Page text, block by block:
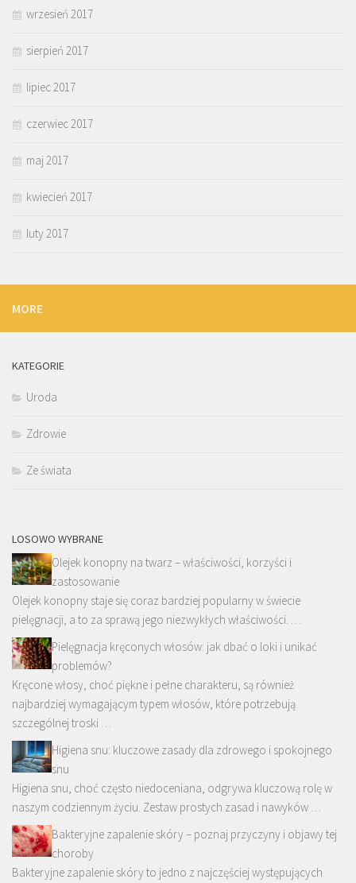
wrzesień 2017
sierpień 2017
lipiec 2017
czerwiec 2017
maj 2017
kwiecień 2017
luty 2017
MORE
KATEGORIE
Uroda
Zdrowie
Ze świata
LOSOWO WYBRANE
Olejek konopny na twarz – właściwości, korzyści i
zastosowanie
Olejek konopny staje się coraz bardziej popularny w świecie
pielęgnacji, a to za sprawą jego niezwykłych właściwości. …
Pielęgnacja kręconych włosów: jak dbać o loki i unikać
problemów?
Kręcone włosy, choć piękne i pełne charakteru, są również
najbardziej wymagającym typem włosów, które potrzebują
szczególnej troski …
Higiena snu: kluczowe zasady dla zdrowego i spokojnego
snu
Higiena snu, choć często niedoceniana, odgrywa kluczową rolę w
naszym codziennym życiu. Zestaw prostych zasad i nawyków …
Bakteryjne zapalenie skóry – poznaj przyczyny i objawy tej
choroby
Bakteryjne zapalenie skóry to jedno z najczęściej występujących